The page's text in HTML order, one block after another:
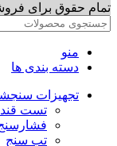
تمام حقوق برای
منو
دسته بندی ها
تجهیزات
تست
تب سنج